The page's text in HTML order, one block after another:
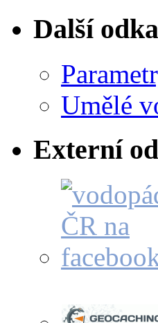
Další
Umělé
Externí